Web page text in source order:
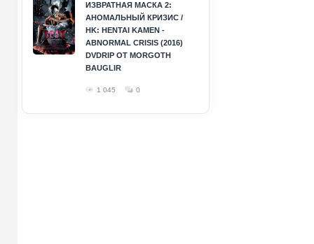
ИЗВРАТНАЯ МАСКА 2:
АНОМАЛЬНЫЙ КРИЗИС /
HK: HENTAI KAMEN -
ABNORMAL CRISIS (2016)
DVDRIP ОТ MORGOTH
BAUGLIR
1 045 0